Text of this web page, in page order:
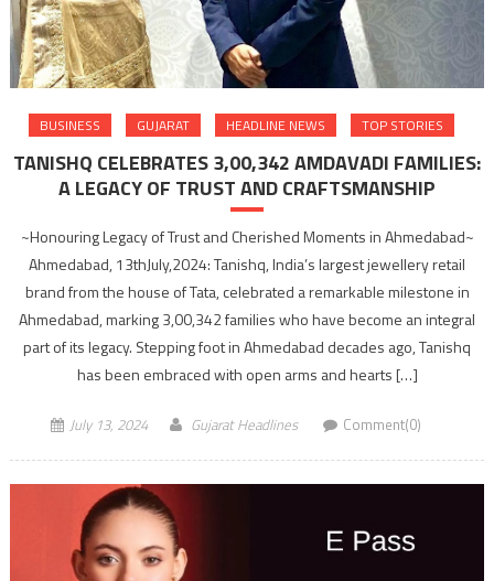
BUSINESS GUJARAT HEADLINE NEWS TOP STORIES
TANISHQ CELEBRATES 3,00,342 AMDAVADI FAMILIES:
A LEGACY OF TRUST AND CRAFTSMANSHIP
~Honouring Legacy of Trust and Cherished Moments in Ahmedabad~
Ahmedabad, 13thJuly,2024: Tanishq, India’s largest jewellery retail
brand from the house of Tata, celebrated a remarkable milestone in
Ahmedabad, marking 3,00,342 families who have become an integral
part of its legacy. Stepping foot in Ahmedabad decades ago, Tanishq
has been embraced with open arms and hearts […]
July 13, 2024 Gujarat Headlines Comment(0)